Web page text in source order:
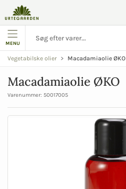
MENU
Vegetabilske olier Macadamiaolie ØKO
Macadamiaolie ØKO
Varenummer: 50017005